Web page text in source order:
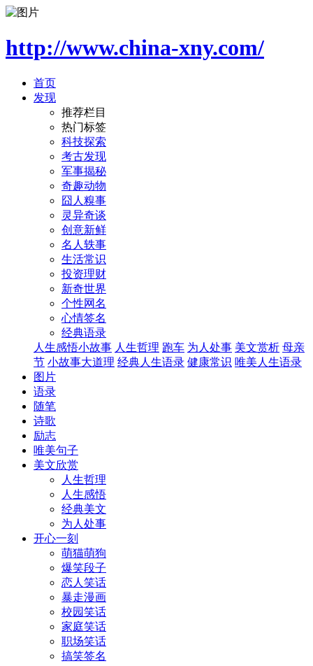
http://www.china-xny.com/
首页
发现
推荐栏目
热门标签
科技探索
考古发现
军事揭秘
奇趣动物
囧人糗事
灵异奇谈
创意新鲜
名人轶事
生活常识
投资理财
新奇世界
个性网名
心情签名
经典语录
人生感悟小故事 人生哲理 跑车 为人处事 美文赏析 母亲
节 小故事大道理 经典人生语录 健康常识 唯美人生语录
图片
语录
随笔
诗歌
励志
唯美句子
美文欣赏
人生哲理
人生感悟
经典美文
为人处事
开心一刻
萌猫萌狗
爆笑段子
恋人笑话
暴走漫画
校园笑话
家庭笑话
职场笑话
搞笑签名